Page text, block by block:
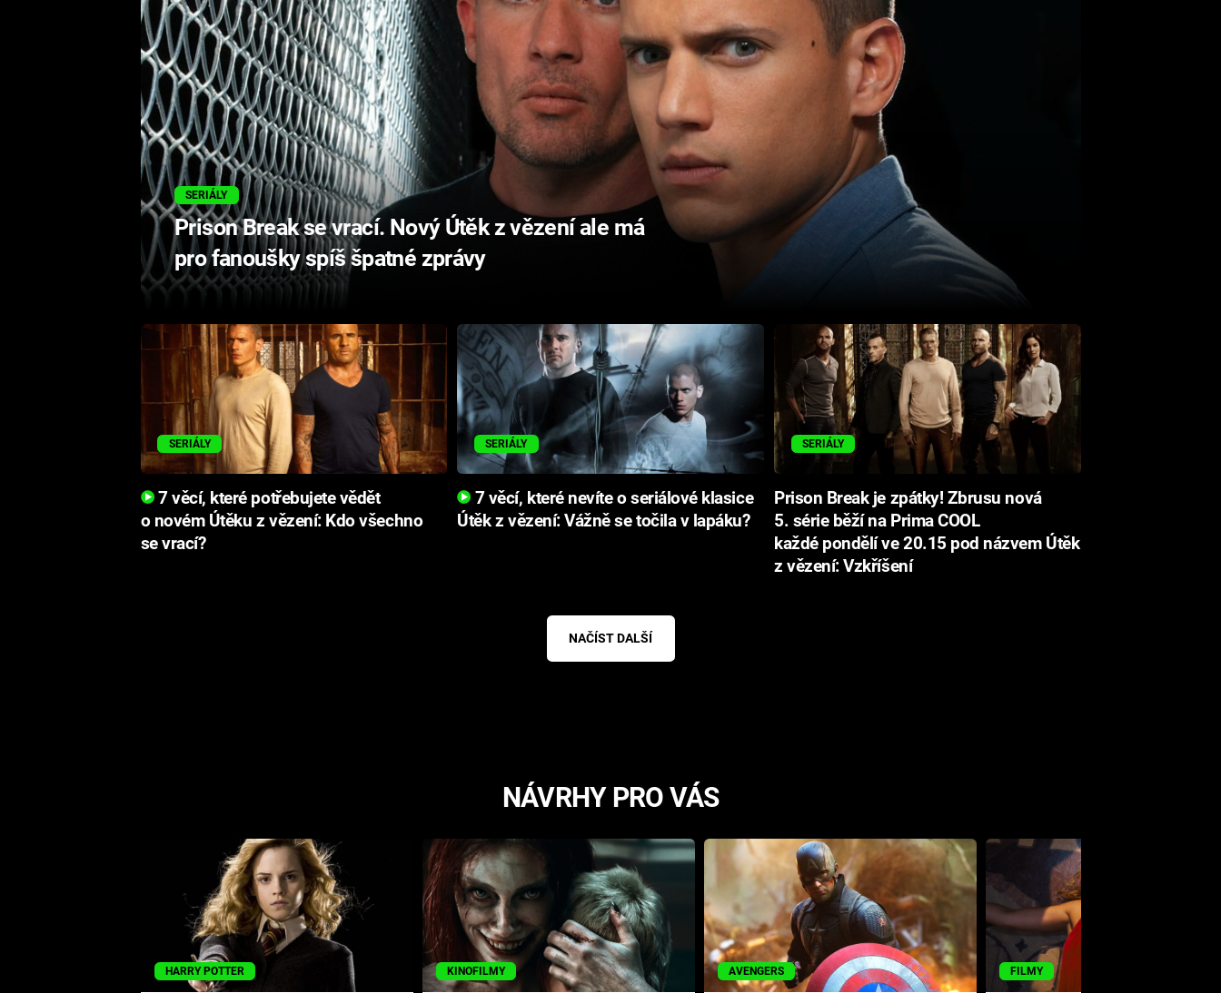
SERIÁLY
Prison Break se vrací. Nový Útěk z vězení ale má
pro fanoušky spíš špatné zprávy
SERIÁLY
7 věcí, které potřebujete vědět
o novém Útěku z vězení: Kdo všechno
se vrací?
SERIÁLY
7 věcí, které nevíte o seriálové klasice
Útěk z vězení: Vážně se točila v lapáku?
SERIÁLY
Prison Break je zpátky! Zbrusu nová
5. série běží na Prima COOL
každé pondělí ve 20.15 pod názvem Útěk
z vězení: Vzkříšení
NAČÍST DALŠÍ
NÁVRHY PRO VÁS
HARRY POTTER KINOFILMY AVENGERS FILMY